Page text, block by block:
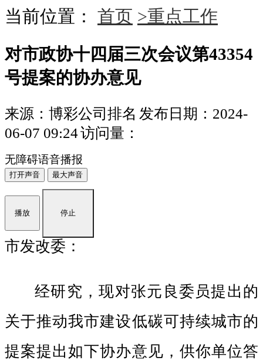
当前位置： 首页 >重点工作
对市政协十四届三次会议第43354
号提案的协办意见
来源：博彩公司排名 发布日期：2024-
06-07 09:24访问量：
无障碍语音播报
打开声音 最大声音
播放 停止
市发改委：
经研究，现对张元良委员提出的
关于推动我市建设低碳可持续城市的
提案提出如下协办意见，供你单位答